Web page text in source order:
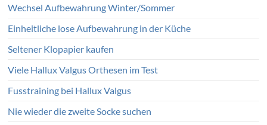
Wechsel Aufbewahrung Winter/Sommer
Einheitliche lose Aufbewahrung in der Küche
Seltener Klopapier kaufen
Viele Hallux Valgus Orthesen im Test
Fusstraining bei Hallux Valgus
Nie wieder die zweite Socke suchen